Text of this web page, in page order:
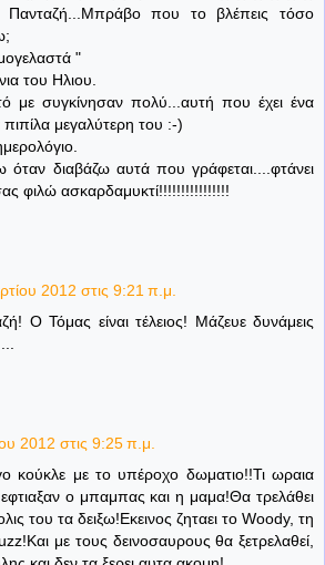
που το βλέπεις τόσο
"
του Ηλιου.
με συγκίνησαν πολύ...αυτή που έχει ένα
πιπίλα μεγαλύτερη του :-)
διαβάζω αυτά που γράφεται....φτάνει
φιλώ ασκαρδαμυκτί!!!!!!!!!!!!!!!!
2012 στις 9:21 π.μ.
Ο Τόμας είναι τέλειος! Μάζευε δυνάμεις
2012 στις 9:25 π.μ.
κούκλε με το υπέροχο δωματιο!!Τι ωραια
ο μπαμπας και η μαμα!Θα τρελάθει
του τα δειξω!Εκεινος ζηταει το Woody, τη
με τους δεινοσαυρους θα ξετρελαθεί,